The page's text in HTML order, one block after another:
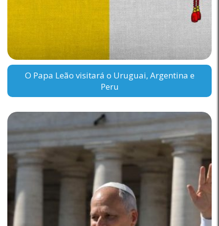
O Papa Leão visitará o Uruguai, Argentina e
Peru